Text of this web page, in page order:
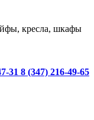
кресла, шкафы
31 8 (347) 216-49-65